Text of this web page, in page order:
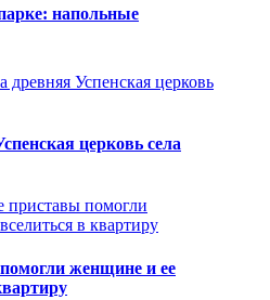
напольные
церковь села
женщине и ее